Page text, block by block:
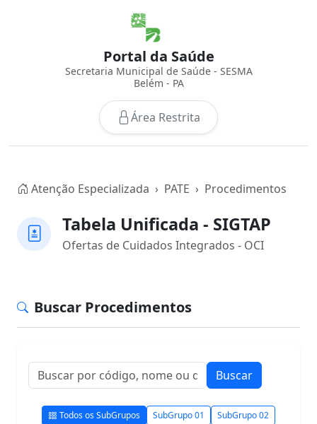
Portal da Saúde
Secretaria Municipal de Saúde - SESMA
Belém - PA
Área Restrita
Atenção Especializada PATE Procedimentos
Tabela Unificada - SIGTAP
Ofertas de Cuidados Integrados - OCI
Buscar Procedimentos
Todos os SubGrupos SubGrupo 01
SubGrupo 02